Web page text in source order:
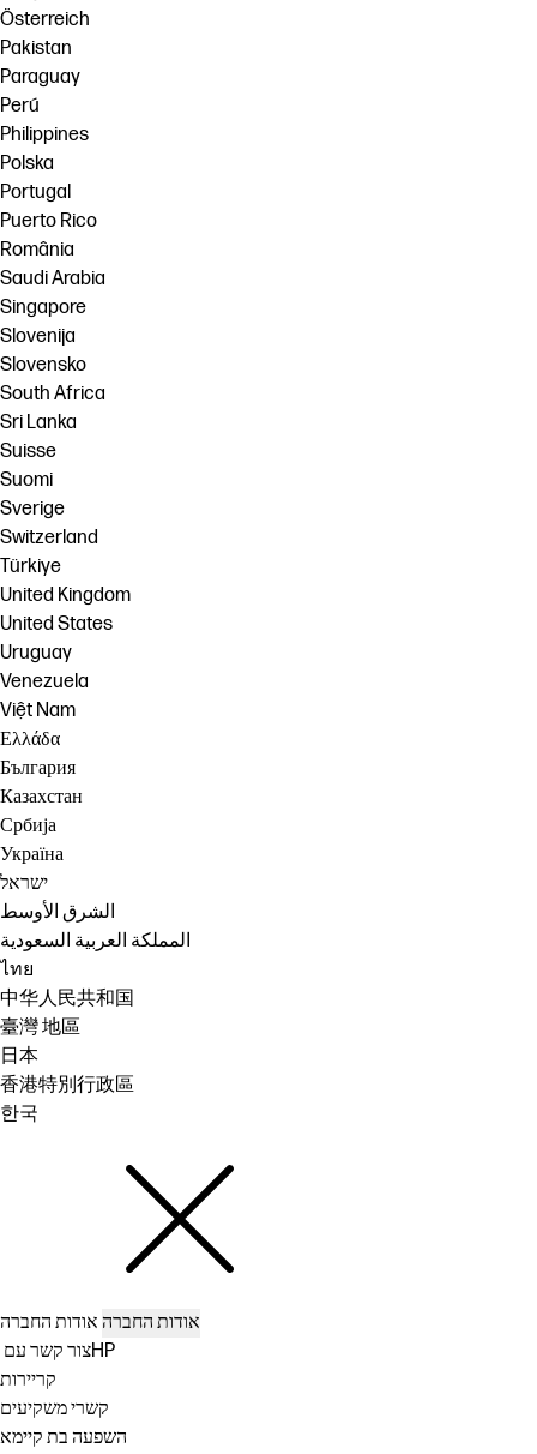
Österreich
Pakistan
Paraguay
Perú
Philippines
Polska
Portugal
Puerto Rico
România
Saudi Arabia
Singapore
Slovenija
Slovensko
South Africa
Sri Lanka
Suisse
Suomi
Sverige
Switzerland
Türkiye
United Kingdom
United States
Uruguay
Venezuela
Việt Nam
Ελλάδα
България
Казахстан
Србија
Україна
ישראל
الشرق الأوسط
المملكة العربية السعودية
ไทย
中华人民共和国
臺灣 地區
日本
香港特別行政區
한국
אודות החברה
צור קשר עם ‏HP
קריירות
קשרי משקיעים
השפעה בת קיימא